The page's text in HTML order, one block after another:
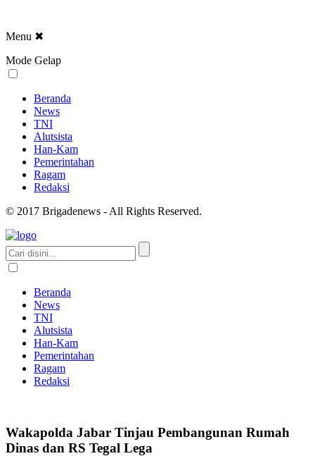
Menu ✖
Mode Gelap
Beranda
News
TNI
Alutsista
Han-Kam
Pemerintahan
Ragam
Redaksi
© 2017 Brigadenews - All Rights Reserved.
Beranda
News
TNI
Alutsista
Han-Kam
Pemerintahan
Ragam
Redaksi
Wakapolda Jabar Tinjau Pembangunan Rumah
Dinas dan RS Tegal Lega